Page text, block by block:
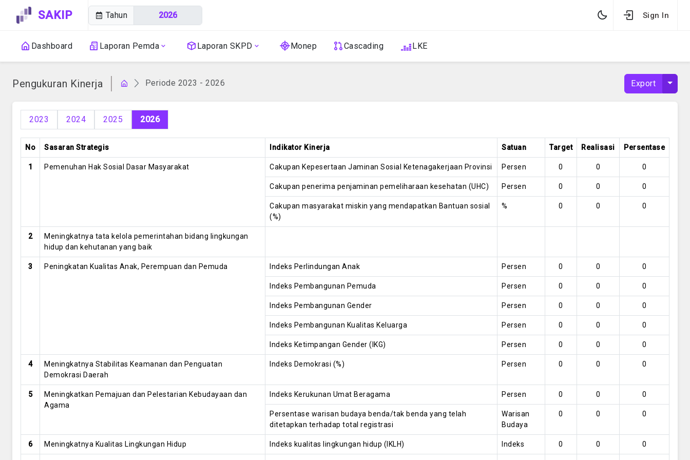
SAKIP Tahun Sign In
Dashboard Laporan Pemda Laporan SKPD Monep Cascading LKE
Pengukuran Kinerja Periode 2023 - 2026 Export
2023 2024 2025 2026
No Sasaran Strategis Indikator Kinerja Satuan Target Realisasi Persentase
1 Pemenuhan Hak Sosial Dasar Masyarakat Cakupan Kepesertaan Jaminan Sosial Ketenagakerjaan Provinsi Persen 0 0 0
Cakupan penerima penjaminan pemeliharaan kesehatan (UHC) Persen 0 0 0
Cakupan masyarakat miskin yang mendapatkan Bantuan sosial
(%)
% 0 0 0
2
Meningkatnya tata kelola pemerintahan bidang lingkungan
hidup dan kehutanan yang baik
3 Peningkatan Kualitas Anak, Perempuan dan Pemuda Indeks Perlindungan Anak Persen 0 0 0
Indeks Pembangunan Pemuda Persen 0 0 0
Indeks Pembangunan Gender Persen 0 0 0
Indeks Pembangunan Kualitas Keluarga Persen 0 0 0
Indeks Ketimpangan Gender (IKG) Persen 0 0 0
4
Meningkatnya Stabilitas Keamanan dan Penguatan
Demokrasi Daerah
Indeks Demokrasi (%) Persen 0 0 0
5
Meningkatkan Pemajuan dan Pelestarian Kebudayaan dan
Agama
Indeks Kerukunan Umat Beragama Persen 0 0 0
Persentase warisan budaya benda/tak benda yang telah
ditetapkan terhadap total registrasi
Warisan
Budaya
0 0 0
6 Meningkatnya Kualitas Lingkungan Hidup Indeks kualitas lingkungan hidup (IKLH) Indeks 0 0 0